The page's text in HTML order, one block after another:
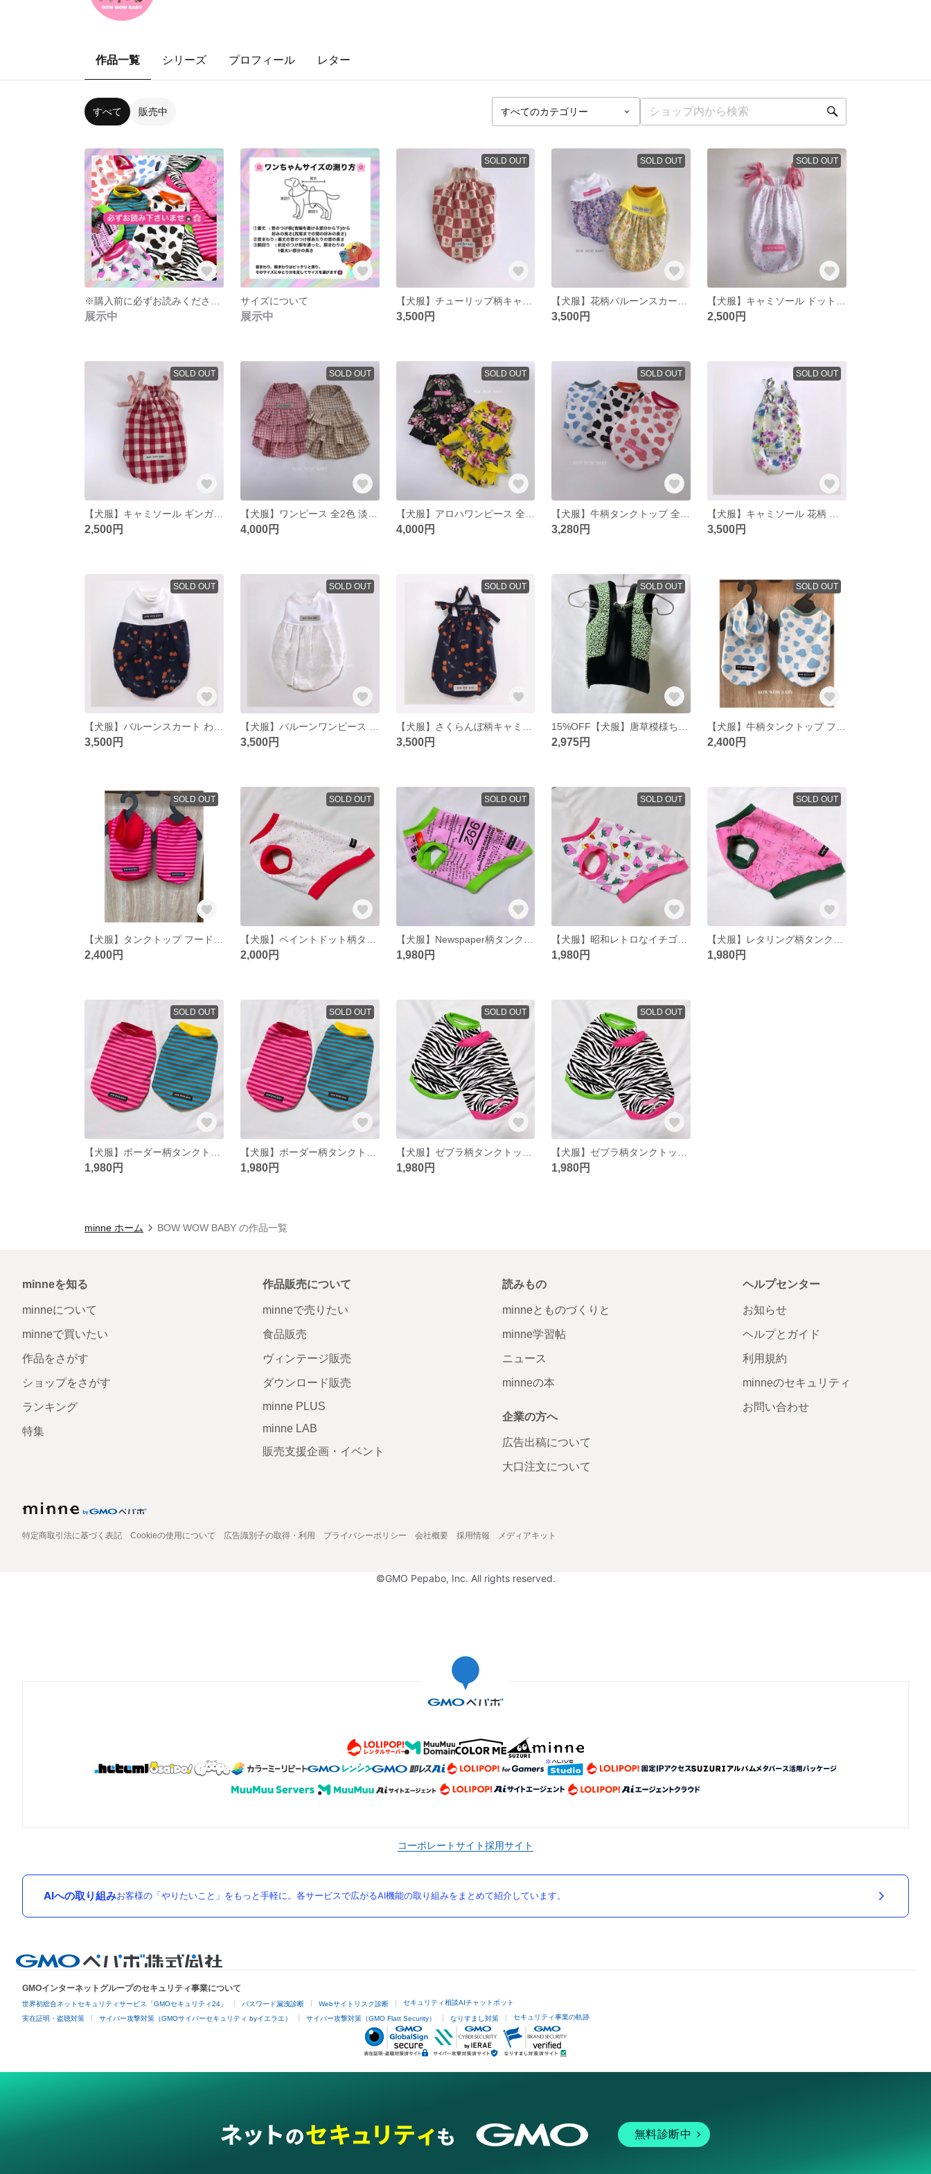
作品一覧 シリーズ プロフィール レター
すべて 販売中
展示中
サイズについて
展示中
SOLD OUT
3,500円
SOLD OUT
3,500円
SOLD OUT
2,500円
SOLD OUT
【犬服】キャミソール ギンガムチェック ピンク レッド
2,500円
SOLD OUT
4,000円
SOLD OUT
4,000円
SOLD OUT
3,280円
SOLD OUT
3,500円
SOLD OUT
3,500円
SOLD OUT
3,500円
SOLD OUT
3,500円
SOLD OUT
2,975円
SOLD OUT
2,400円
SOLD OUT
2,400円
SOLD OUT
2,000円
SOLD OUT
1,980円
SOLD OUT
1,980円
SOLD OUT
1,980円
SOLD OUT
1,980円
SOLD OUT
1,980円
SOLD OUT
1,980円
SOLD OUT
1,980円
minne ホーム BOW WOW BABY の作品一覧
minneを知る
minneについて
minneで買いたい
作品をさがす
ショップをさがす
ランキング
特集
作品販売について
minneで売りたい
食品販売
ヴィンテージ販売
ダウンロード販売
minne PLUS
minne LAB
販売支援企画・イベント
読みもの
minneとものづくりと
minne学習帖
ニュース
minneの本
企業の方へ
広告出稿について
大口注文について
ヘルプセンター
お知らせ
ヘルプとガイド
利用規約
minneのセキュリティ
お問い合わせ
特定商取引法に基づく表記 Cookieの使用について 広告識別子の取得・利用 プライバシーポリシー 会社概要 採用情報 メディアキット
©GMO Pepabo, Inc. All rights reserved.
コーポレートサイト採用サイト
AIへの取り組みお客様の「やりたいこと」をもっと手軽に。各サービスで広がるAI機能の取り組みをまとめて紹介しています。
GMOインターネットグループのセキュリティ事業について
世界初総合ネットセキュリティサービス「GMOセキュリティ24」 パスワード漏洩診断 Webサイトリスク診断 セキュリティ相談AIチャットボット
実在証明・盗聴対策 サイバー攻撃対策（GMOサイバーセキュリティ byイエラエ） サイバー攻撃対策（GMO Flatt Security） なりすまし対策 セキュリティ事業の軌跡
無料診断中